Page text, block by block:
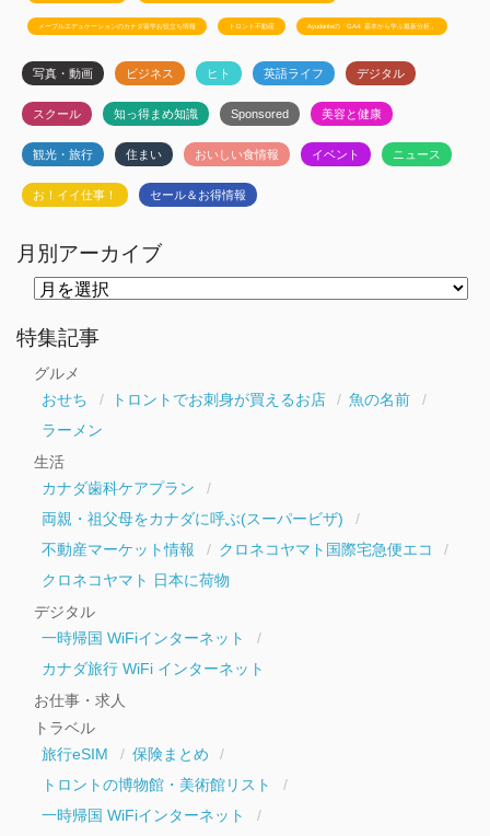
メープルエデュケーションのカナダ留学お役立ち情報 トロント不動産 Ayudanteの「GA4: 基本から学ぶ最新分析」
写真・動画 ビジネス ヒト 英語ライフ デジタル
スクール 知っ得まめ知識 Sponsored 美容と健康
観光・旅行 住まい おいしい食情報 イベント ニュース
お！イイ仕事！ セール＆お得情報
月別アーカイブ
ー
カ
特集記事
グルメ
おせち
トロントでお刺身が買えるお店
魚の名前
ラーメン
生活
カナダ歯科ケアプラン
両親・祖父母をカナダに呼ぶ(スーパービザ)
不動産マーケット情報
クロネコヤマト国際宅急便エコ
クロネコヤマト 日本に荷物
デジタル
一時帰国 WiFiインターネット
カナダ旅行 WiFi インターネット
お仕事・求人
トラベル
旅行eSIM
保険まとめ
トロントの博物館・美術館リスト
一時帰国 WiFiインターネット